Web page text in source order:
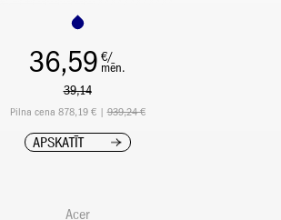
36,59 €/
mēn.
39,14
Pilna cena 878,19 € |939,24 €
APSKATĪT
Acer